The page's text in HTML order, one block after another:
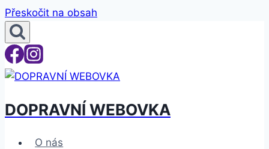
Přeskočit na obsah
DOPRAVNÍ WEBOVKA
O nás